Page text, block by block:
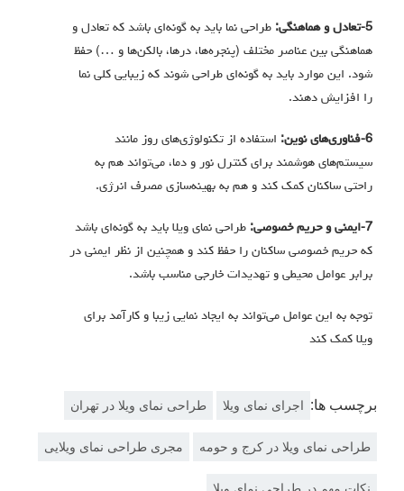
5-تعادل و هماهنگی:
طراحی نما باید به گونه‌ای باشد که تعادل و
هماهنگی بین عناصر مختلف (پنجره‌ها، درها، بالکن‌ها و …) حفظ
شود. این موارد باید به گونه‌ای طراحی شوند که زیبایی کلی نما
را افزایش دهند.
6-فناوری‌های نوین:
استفاده از تکنولوژی‌های روز مانند
سیستم‌های هوشمند برای کنترل نور و دما، می‌تواند هم به
راحتی ساکنان کمک کند و هم به بهینه‌سازی مصرف انرژی.
7-ایمنی و حریم خصوصی:
طراحی نمای ویلا باید به گونه‌ای باشد
که حریم خصوصی ساکنان را حفظ کند و همچنین از نظر ایمنی در
برابر عوامل محیطی و تهدیدات خارجی مناسب باشد.
توجه به این عوامل می‌تواند به ایجاد نمایی زیبا و کارآمد برای
ویلا کمک کند
برچسب ها: اجرای نمای ویلا طراحی نمای ویلا در تهران
طراحی نمای ویلا در کرج و حومه مجری طراحی نمای ویلایی